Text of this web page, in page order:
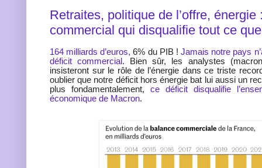
Retraites, politique de l’offre, énergie
commercial qui disqualifie tout ce
164 milliards d’euros, 6% du PIB !Jamais notre pays
déficit commercial . Bien sûr, les analystes
insisteront sur le rôle de l’énergie dans ce triste
oublier que notre déficit hors énergie bat lui aussi un
plus fondamentalement, ce déficit disqualifie
économique de Macron.